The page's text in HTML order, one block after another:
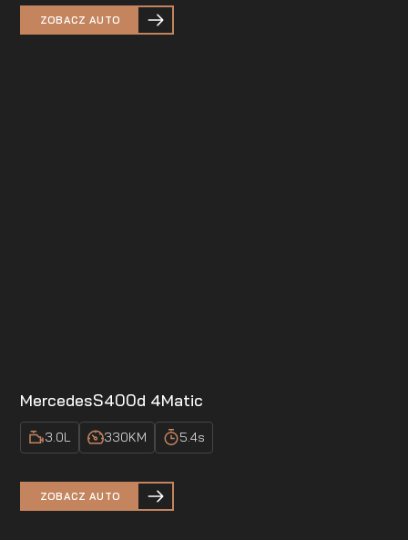
ZOBACZ AUTO
MercedesS400d 4Matic
3.0L 330KM 5.4s
ZOBACZ AUTO